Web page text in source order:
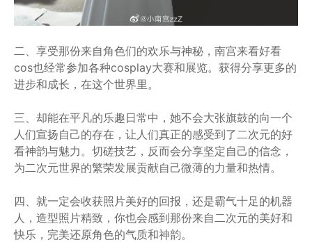
二、享受那份来自角色们的欢乐与神秘，南宫来看好看
cos也经常参加各种cosplay大赛和展览。获得分享更多的
进步和成长，在这个世界里。
三、却能在平凡的乐趣日常中，她不会大张旗鼓的向一个
人们宣扬自己的存在，让人们真正的感受到了二次元的好
看神韵与魅力。切磋技艺，反而会分享坚定自己的信念，
为二次元世界的繁荣发展贡献自己微薄的力量和热情。
四、就一定会收获照片美好的回报，还是霸气十足的机器
人，造型照片精致，你也会感到那份来自二次元的美好和
快乐，完美还原角色的气质和神韵。